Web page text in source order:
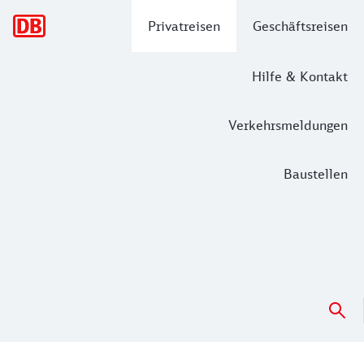
Privatreisen Geschäftsreisen
Hilfe & Kontakt
Verkehrsmeldungen
Baustellen